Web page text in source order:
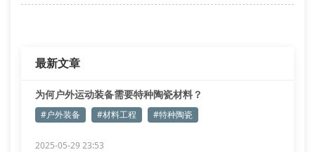
最新文章
为何户外运动装备需要特种陶瓷材料？
#户外装备 #材料工程 #特种陶瓷
2025-05-29 23:53